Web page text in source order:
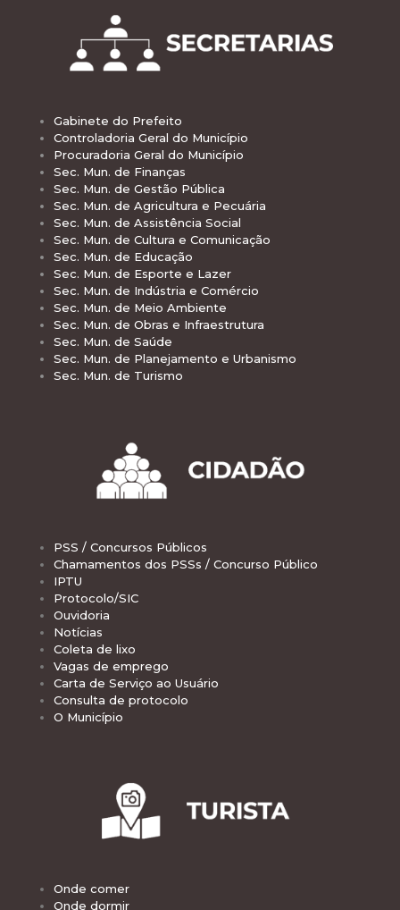
Gabinete do Prefeito
Controladoria Geral do Município
Procuradoria Geral do Município
Sec. Mun. de Finanças
Sec. Mun. de Gestão Pública
Sec. Mun. de Agricultura e Pecuária
Sec. Mun. de Assistência Social
Sec. Mun. de Cultura e Comunicação
Sec. Mun. de Educação
Sec. Mun. de Esporte e Lazer
Sec. Mun. de Indústria e Comércio
Sec. Mun. de Meio Ambiente
Sec. Mun. de Obras e Infraestrutura
Sec. Mun. de Saúde
Sec. Mun. de Planejamento e Urbanismo
Sec. Mun. de Turismo
PSS / Concursos Públicos
Chamamentos dos PSSs / Concurso Público
IPTU
Protocolo/SIC
Ouvidoria
Notícias
Coleta de lixo
Vagas de emprego
Carta de Serviço ao Usuário
Consulta de protocolo
O Município
Onde comer
Onde dormir